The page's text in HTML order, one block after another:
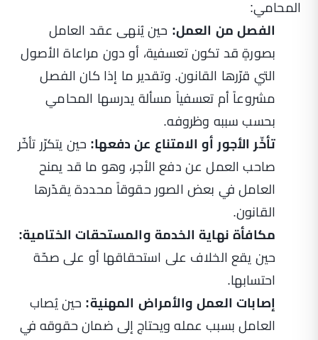
المحامي:
الفصل من العمل: حين يُنهى عقد العامل
بصورةٍ قد تكون تعسفية، أو دون مراعاة الأصول
التي قرّرها القانون. وتقدير ما إذا كان الفصل
مشروعاً أم تعسفياً مسألة يدرسها المحامي
بحسب سببه وظروفه.
تأخّر الأجور أو الامتناع عن دفعها: حين يتكرّر تأخّر
صاحب العمل عن دفع الأجر، وهو ما قد يمنح
العامل في بعض الصور حقوقاً محددة يقدّرها
القانون.
مكافأة نهاية الخدمة والمستحقات الختامية:
حين يقع الخلاف على استحقاقها أو على صحّة
احتسابها.
إصابات العمل والأمراض المهنية: حين يُصاب
العامل بسبب عمله ويحتاج إلى ضمان حقوقه في